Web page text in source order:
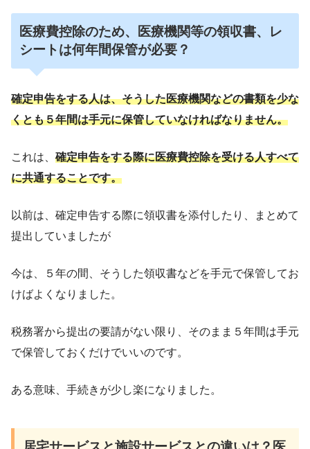
医療費控除のため、医療機関等の領収書、レ
シートは何年間保管が必要？
確定申告をする人は、そうした医療機関などの書類を少な
くとも５年間は手元に保管していなければなりません。
これは、 確定申告をする際に医療費控除を受ける人すべて
に共通することです。
以前は、確定申告する際に領収書を添付したり、まとめて
提出していましたが
今は、５年の間、そうした領収書などを手元で保管してお
けばよくなりました。
税務署から提出の要請がない限り、そのまま５年間は手元
で保管しておくだけでいいのです。
ある意味、手続きが少し楽になりました。